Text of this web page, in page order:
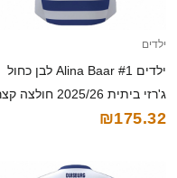
ילדים
ילדים Alina Baar #1 לבן כחול
ג'רזי ביתית 2025/26 חולצה קצרה
₪175.32